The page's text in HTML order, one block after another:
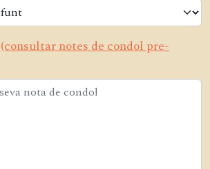
(consultar notes de condol pre-